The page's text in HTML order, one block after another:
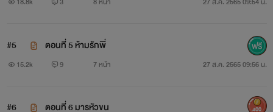
#5 ตอนที่ 5 ห้ามรักพี่
15.2k 9 7 หน้า 27 ส.ค. 2565 09:56 น.
#6 ตอนที่ 6 มารหัวขน 400